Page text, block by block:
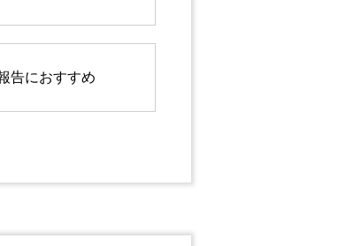
告におすすめ